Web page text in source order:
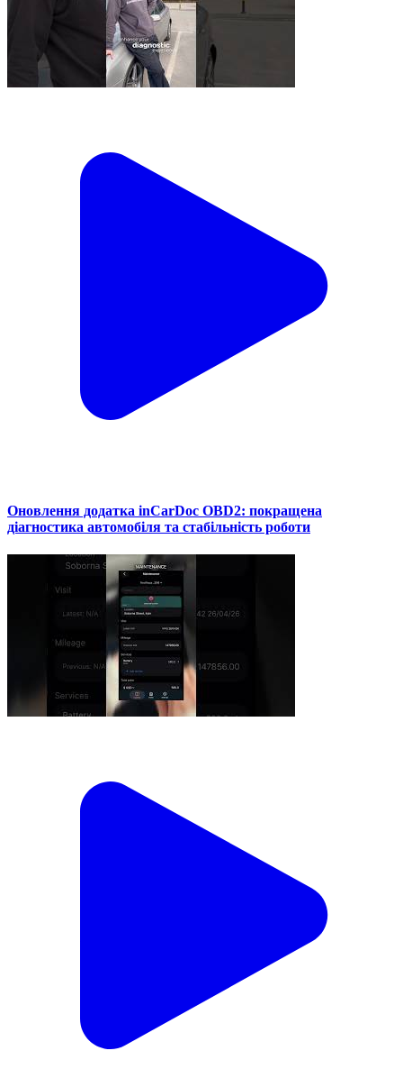
Оновлення додатка inCarDoc OBD2: покращена
діагностика автомобіля та стабільність роботи